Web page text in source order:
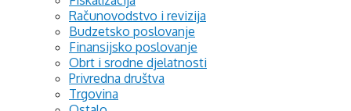
Računovodstvo i revizija
Budzetsko poslovanje
Finansijsko poslovanje
Obrt i srodne djelatnosti
Privredna društva
Trgovina